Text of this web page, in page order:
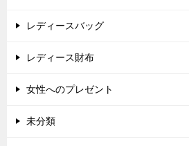
レディースバッグ
レディース財布
女性へのプレゼント
未分類